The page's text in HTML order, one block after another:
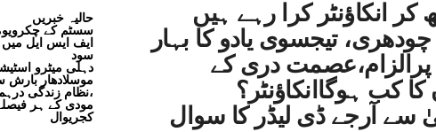
کر انکاؤنٹر کرا رہے ہیں
تیجسوی یادو کا بہار
دری کے
کب ہوگاانکاؤنٹر؟
سے آرجے ڈی لیڈر کا سوال
حالیہ خبریں
سسٹم کے
سود
دہلی میٹرو اسٹیشنوں پر 9 اگست
موسلادھار بارش
،نظام زندگی
مودی کے ہر
کجریوال